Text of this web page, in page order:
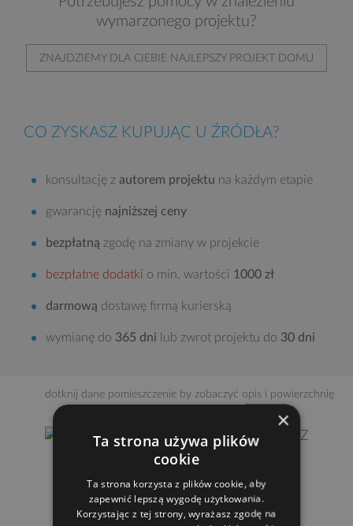
wymarzonego projektu?
ZNAJDZIEMY DLA CIEBIE NAJLEPSZY PROJEKT DOMU
CO ZYSKASZ KUPUJĄC U ŹRÓDŁA?
konsultację z autorem projektu na każdym etapie
gwarancję najniższej ceny
bezpłatną zgodę na zmiany w projekcie
bezpłatne dodatki o min. wartości 1000 zł
darmową dostawę firmą kurierską
wymianę do 365 dni lub zwrot projektu do 30 dni
dotknij dane pomieszczenie by zobaczyć opis i powierzchnię
POWIĘKSZ RZUT
×
Ta strona używa plików
cookie
Ta strona korzysta z plików cookie, aby
zapewnić lepszą wygodę użytkowania.
Korzystając z tej strony, wyrażasz zgodę na